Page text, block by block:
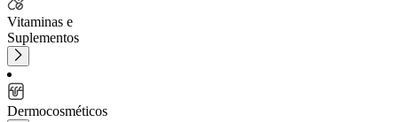
Vitaminas e
Suplementos
Dermocosméticos